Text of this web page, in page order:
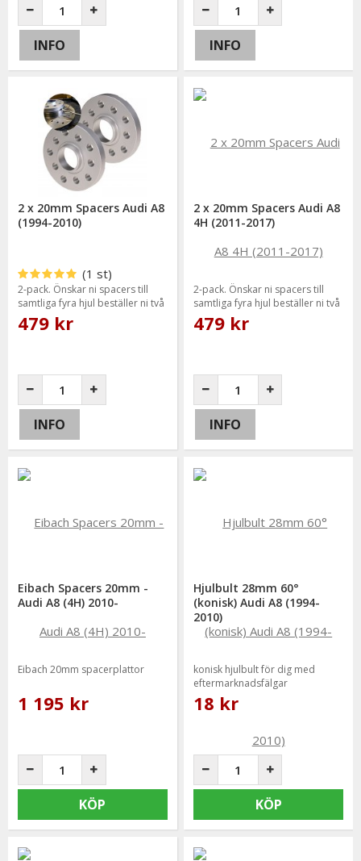
INFO INFO
2 x 20mm Spacers Audi A8
(1994-2010)
(1 st)
2-pack. Önskar ni spacers till
samtliga fyra hjul beställer ni två
paket.
479 kr
INFO
2 x 20mm Spacers Audi A8
4H (2011-2017)
2-pack. Önskar ni spacers till
samtliga fyra hjul beställer ni två
paket.
479 kr
INFO
Eibach Spacers 20mm -
Audi A8 (4H) 2010-
Eibach 20mm spacerplattor
1 195 kr
KÖP
Hjulbult 28mm 60°
(konisk) Audi A8 (1994-
2010)
konisk hjulbult för dig med
eftermarknadsfälgar
18 kr
KÖP